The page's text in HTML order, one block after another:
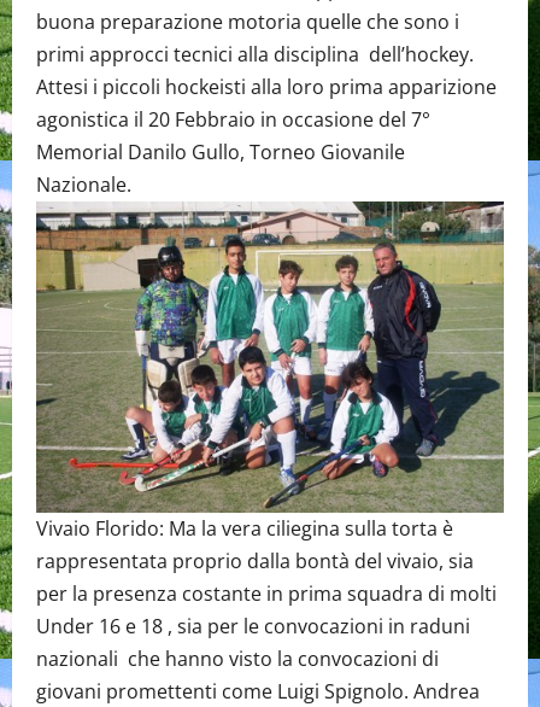
buona preparazione motoria quelle che sono i
primi approcci tecnici alla disciplina dell’hockey.
Attesi i piccoli hockeisti alla loro prima apparizione
agonistica il 20 Febbraio in occasione del 7°
Memorial Danilo Gullo, Torneo Giovanile
Nazionale.
Vivaio Florido: Ma la vera ciliegina sulla torta è
rappresentata proprio dalla bontà del vivaio, sia
per la presenza costante in prima squadra di molti
Under 16 e 18 , sia per le convocazioni in raduni
nazionali che hanno visto la convocazioni di
giovani promettenti come Luigi Spignolo. Andrea